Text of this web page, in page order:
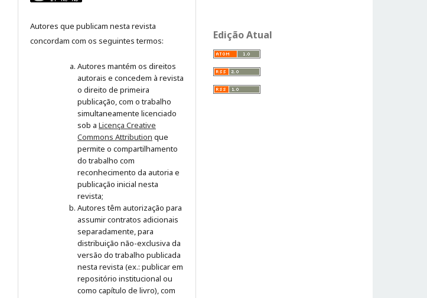
Autores que publicam nesta revista
concordam com os seguintes termos:
Autores mantém os direitos
autorais e concedem à revista
o direito de primeira
publicação, com o trabalho
simultaneamente licenciado
sob a Licença Creative
Commons Attribution que
permite o compartilhamento
do trabalho com
reconhecimento da autoria e
publicação inicial nesta
revista;
Autores têm autorização para
assumir contratos adicionais
separadamente, para
distribuição não-exclusiva da
versão do trabalho publicada
nesta revista (ex.: publicar em
repositório institucional ou
como capítulo de livro), com
Edição Atual